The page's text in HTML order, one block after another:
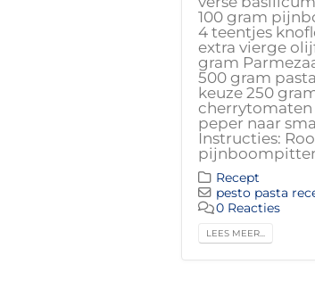
100 gram
4 teentjes
extra vierge
gram
500 gram
keuze 250
cherrytomaten
peper naar
Instructies:
Recept
pesto pasta
0 Reacties
LEES MEER...